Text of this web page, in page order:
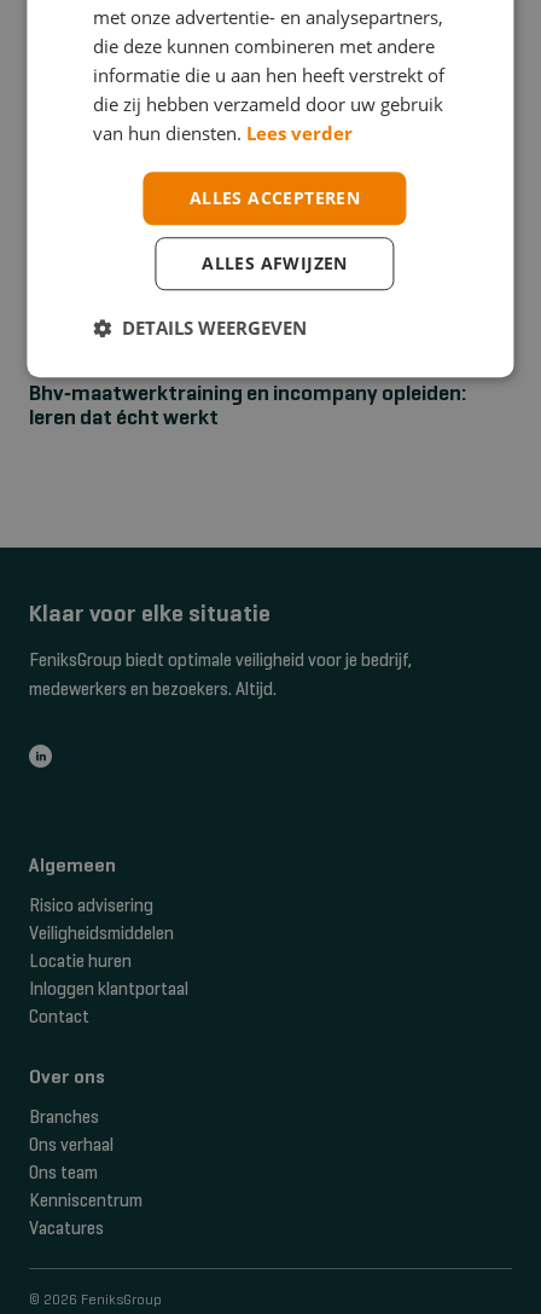
Bhv‑maatwerktraining en incompany opleiden:
leren dat écht werkt
Klaar voor elke situatie
FeniksGroup biedt optimale veiligheid voor je bedrijf,
medewerkers en bezoekers. Altijd.
Algemeen
Risico advisering
Veiligheidsmiddelen
Locatie huren
Inloggen klantportaal
Contact
Over ons
Branches
Ons verhaal
Ons team
Kenniscentrum
Vacatures
© 2026 FeniksGroup
met onze advertentie- en analysepartners,
die deze kunnen combineren met andere
informatie die u aan hen heeft verstrekt of
die zij hebben verzameld door uw gebruik
van hun diensten. Lees verder
ALLES ACCEPTEREN
ALLES AFWIJZEN
DETAILS WEERGEVEN